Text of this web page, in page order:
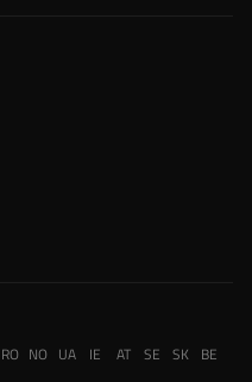
RO NO UA IE AT SE SK BE